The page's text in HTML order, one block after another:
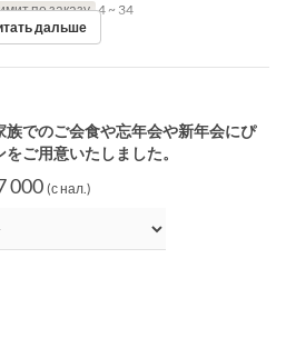
по заказу 4 ~ 34
дальше
でのご会食や忘年会や新年会にぴ
ご用意いたしました。
000 (с нал.)